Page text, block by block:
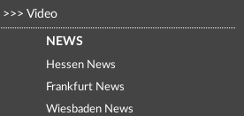
>>> Video
NEWS
Hessen News
Frankfurt News
Wiesbaden News